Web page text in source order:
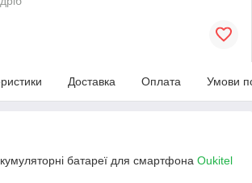
Доставка Оплата Умови
батареї для смартфона Oukitel